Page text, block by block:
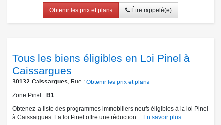
Obtenir les prix et plans Être rappelé(e)
Tous les biens éligibles en Loi Pinel à
Caissargues
30132 Caissargues , Rue : Obtenir les prix et plans
Zone Pinel
B1
Obtenez la liste des programmes immobiliers neufs éligibles à la loi Pinel
à Caissargues. La loi Pinel offre une réduction...
En savoir plus